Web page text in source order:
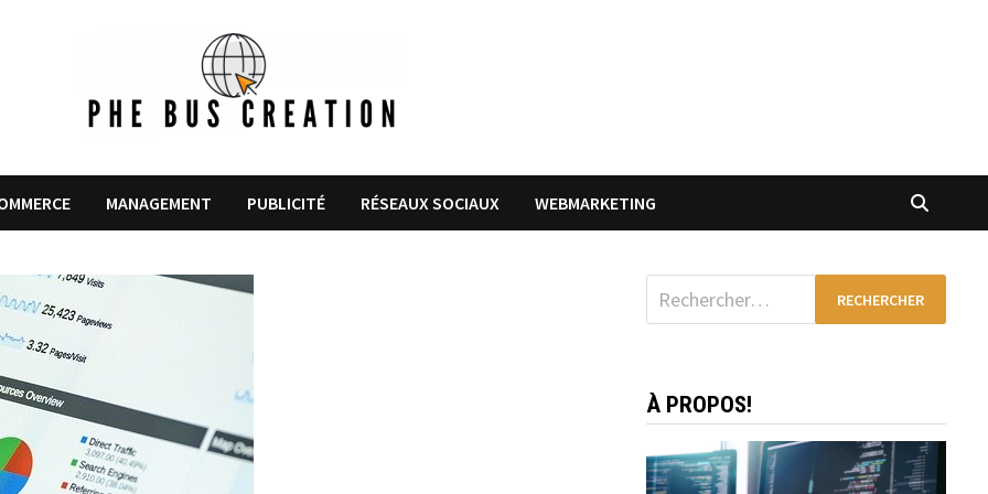
MANAGEMENT PUBLICITÉ RÉSEAUX SOCIAUX WEBMARKETING
Rechercher :
À PROPOS!